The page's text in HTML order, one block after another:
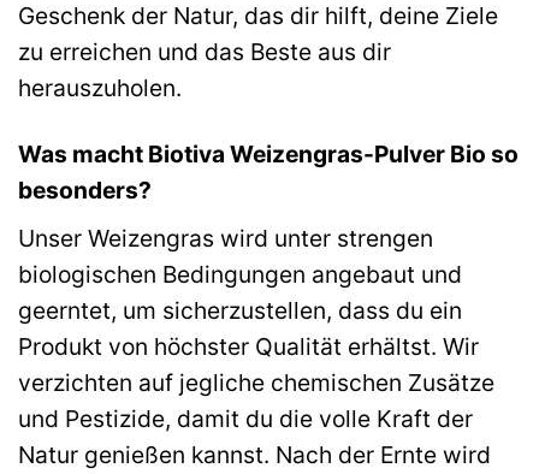
Geschenk der Natur, das dir hilft, deine Ziele
zu erreichen und das Beste aus dir
herauszuholen.
Was macht Biotiva Weizengras-Pulver Bio so
besonders?
Unser Weizengras wird unter strengen
biologischen Bedingungen angebaut und
geerntet, um sicherzustellen, dass du ein
Produkt von höchster Qualität erhältst. Wir
verzichten auf jegliche chemischen Zusätze
und Pestizide, damit du die volle Kraft der
Natur genießen kannst. Nach der Ernte wird